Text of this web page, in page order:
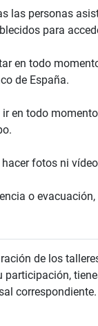
las personas
para
en todo
de España.
ir en todo
fotos ni
o
de los
participación,
correspondiente.